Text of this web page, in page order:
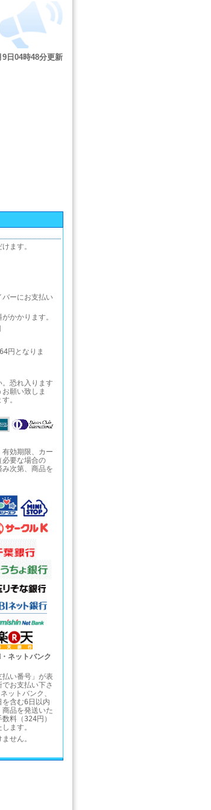
ます。
バーにお支払い
かかります。
なりま
恐れ入ります
願い致しま
。
効期限、カー
必要な場合の
次第、商品を
ネットバンク
払い番号」が表
お支払い下さ
ットバンク、
を含む6日以内
品を発送いた
料（324円）
ます。
せん。